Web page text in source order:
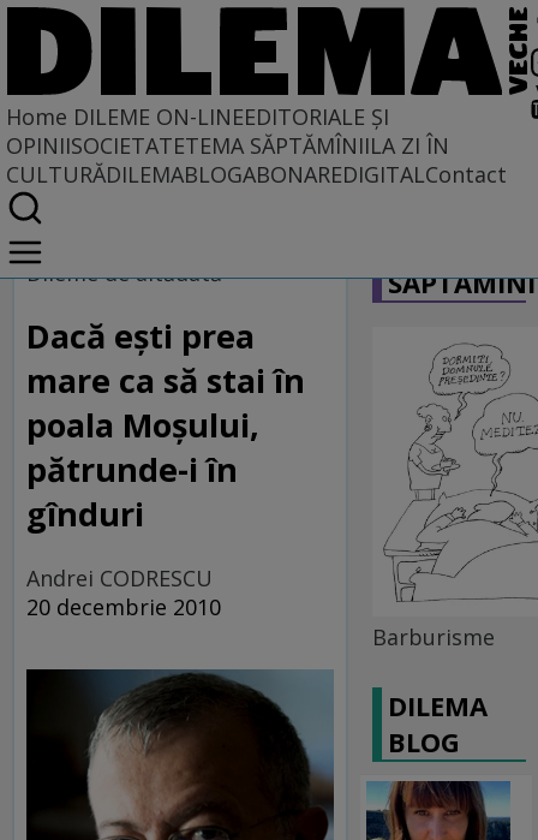
Home DILEME ON-LINEEDITORIALE ȘI
OPINIISOCIETATETEMA SĂPTĂMÎNIILA ZI ÎN
CULTURĂDILEMABLOGABONAREDIGITALContact
Home
Dileme on-line
Dileme de altădată
Dacă eşti prea
mare ca să stai în
poala Moşului,
pătrunde-i în
gînduri
Andrei CODRESCU
20 decembrie 2010
Barburisme
DILEMA
BLOG